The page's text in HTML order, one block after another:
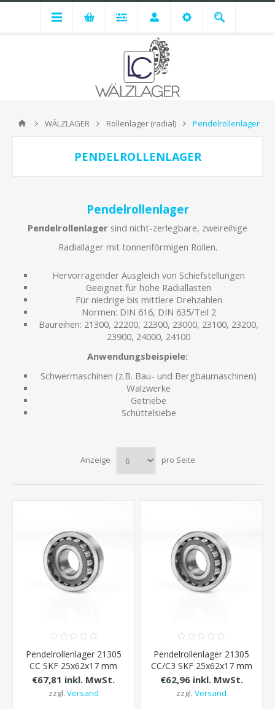
WÄLZLAGER Rollenlager (radial) Pendelrollenlager
PENDELROLLENLAGER
Pendelrollenlager
Pendelrollenlager sind nicht-zerlegbare, zweireihige
Radiallager mit tonnenförmigen Rollen.
Hervorragender Ausgleich von Schiefstellungen
Geeignet für hohe Radiallasten
Für niedrige bis mittlere Drehzahlen
Normen: DIN 616, DIN 635/Teil 2
Baureihen: 21300, 22200, 22300, 23000, 23100, 23200,
23900, 24000, 24100
Anwendungsbeispiele:
Schwermaschinen (z.B. Bau- und Bergbaumaschinen)
Walzwerke
Getriebe
Schüttelsiebe
Anzeige pro Seite
Pendelrollenlager 21305
CC SKF 25x62x17 mm
€67,81 inkl. MwSt.
zzgl. Versand
Pendelrollenlager 21305
CC/C3 SKF 25x62x17 mm
€62,96 inkl. MwSt.
zzgl.Versand